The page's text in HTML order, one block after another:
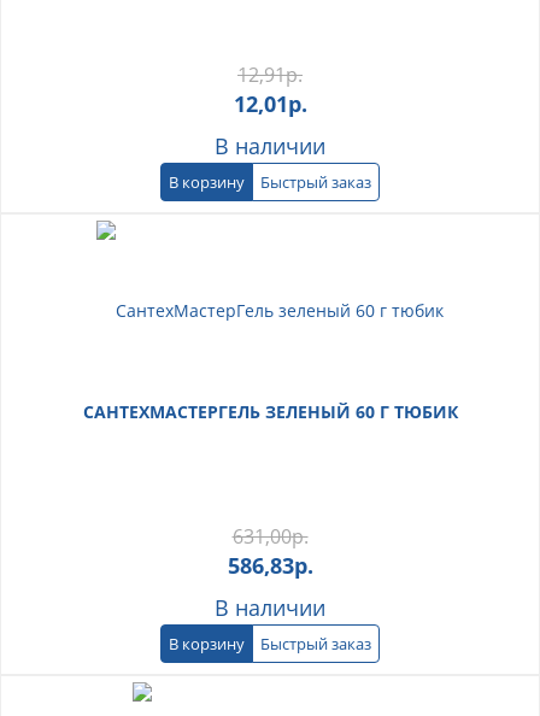
12,91р.
12,01р.
В наличии
В корзину Быстрый заказ
САНТЕХМАСТЕРГЕЛЬ ЗЕЛЕНЫЙ 60 Г ТЮБИК
631,00р.
586,83р.
В наличии
В корзину Быстрый заказ